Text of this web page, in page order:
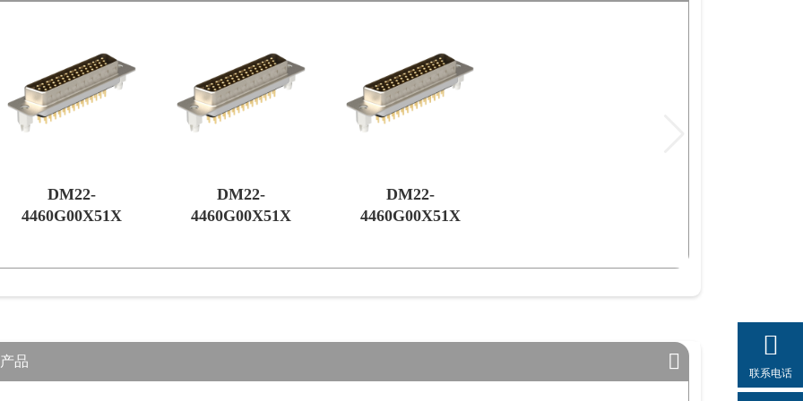
DM22-
4460G00X51X
DM22-
4460G00X51X
DM22-
4460G00X51X
品
联系电话